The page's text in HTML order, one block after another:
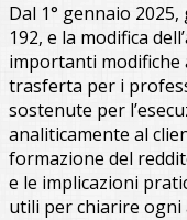
Dal 1° gennaio 2025,
192, e la modifica
importanti modifiche
trasferta per i
sostenute per
analiticamente al
formazione del
e le implicazioni
utili per chiarire ogni